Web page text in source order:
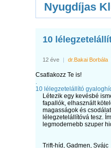
Nyugdíjas
10
12 éve | dr.Bakai Borbála
Csatlakozz Te is!
.
10 lélegzetelállító
Létezik egy kevésbé
fapallók, elhasznált
magasságok és
lélegzetelállítóvá tesz.
legmodernebb szuper
Trift-híd, Gadmen, Svájc